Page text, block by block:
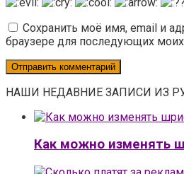
Сохранить моё имя, email и
браузере для последующих
НАШИ НЕДАВНИЕ ЗАПИСИ ИЗ
Как можно изменять